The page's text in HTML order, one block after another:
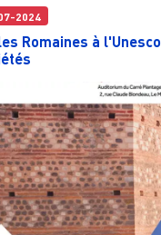
2024
Romaines à l'Unesco